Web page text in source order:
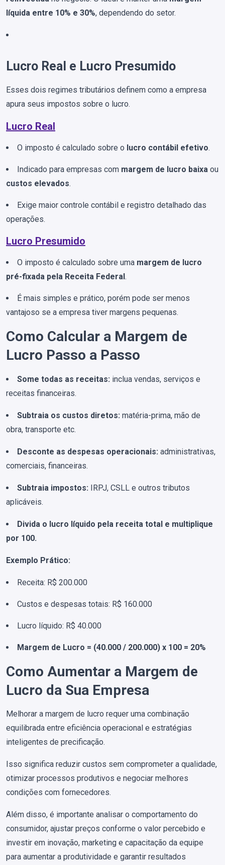
líquida entre 10% e 30%, dependendo do setor.
Lucro Real e Lucro Presumido
Esses dois regimes tributários definem como a empresa
apura seus impostos sobre o lucro.
Lucro Real
O imposto é calculado sobre o lucro contábil efetivo.
Indicado para empresas com margem de lucro baixa ou
custos elevados.
Exige maior controle contábil e registro detalhado das
operações.
Lucro Presumido
O imposto é calculado sobre uma margem de lucro
pré-fixada pela Receita Federal.
É mais simples e prático, porém pode ser menos
vantajoso se a empresa tiver margens pequenas.
Como Calcular a Margem de
Lucro Passo a Passo
Some todas as receitas: inclua vendas, serviços e
receitas financeiras.
Subtraia os custos diretos: matéria-prima, mão de
obra, transporte etc.
Desconte as despesas operacionais: administrativas,
comerciais, financeiras.
Subtraia impostos: IRPJ, CSLL e outros tributos
aplicáveis.
Divida o lucro líquido pela receita total e multiplique
por 100.
Exemplo Prático:
Receita: R$ 200.000
Custos e despesas totais: R$ 160.000
Lucro líquido: R$ 40.000
Margem de Lucro = (40.000 / 200.000) x 100 = 20%
Como Aumentar a Margem de
Lucro da Sua Empresa
Melhorar a margem de lucro requer uma combinação
equilibrada entre eficiência operacional e estratégias
inteligentes de precificação.
Isso significa reduzir custos sem comprometer a qualidade,
otimizar processos produtivos e negociar melhores
condições com fornecedores.
Além disso, é importante analisar o comportamento do
consumidor, ajustar preços conforme o valor percebido e
investir em inovação, marketing e capacitação da equipe
para aumentar a produtividade e garantir resultados